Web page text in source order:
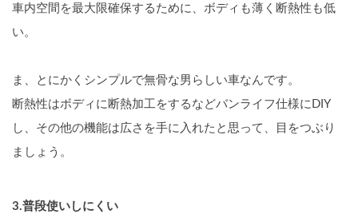
車内空間を最大限確保するために、ボディも薄く断熱性も低
い。
ま、とにかくシンプルで無骨な男らしい車なんです。
断熱性はボディに断熱加工をするなどバンライフ仕様にDIY
し、その他の機能は広さを手に入れたと思って、目をつぶり
ましょう。
3.普段使いしにくい